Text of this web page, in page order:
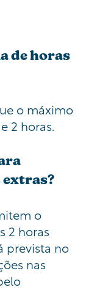
de horas
o máximo
2 horas.
o
2 horas
prevista no
nas